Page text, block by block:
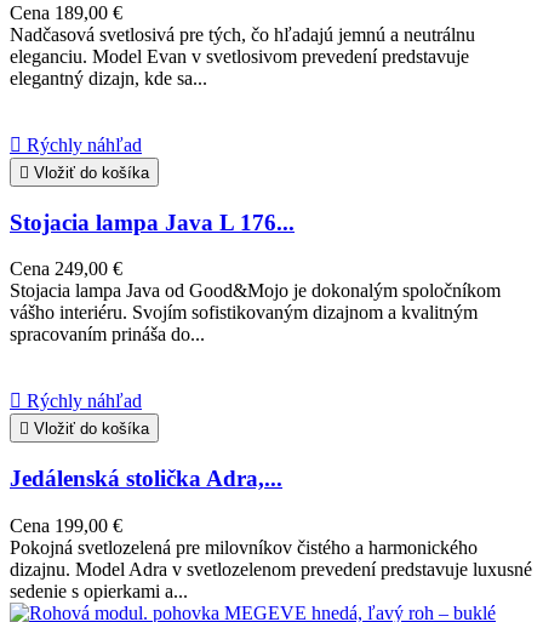
Cena 189,00 €
Nadčasová svetlosivá pre tých, čo hľadajú jemnú a neutrálnu
eleganciu. Model Evan v svetlosivom prevedení predstavuje
elegantný dizajn, kde sa...
 Rýchly náhľad
 Vložiť do košíka
Stojacia lampa Java L 176...
Cena 249,00 €
Stojacia lampa Java od Good&Mojo je dokonalým spoločníkom
vášho interiéru. Svojím sofistikovaným dizajnom a kvalitným
spracovaním prináša do...
 Rýchly náhľad
 Vložiť do košíka
Jedálenská stolička Adra,...
Cena 199,00 €
Pokojná svetlozelená pre milovníkov čistého a harmonického
dizajnu. Model Adra v svetlozelenom prevedení predstavuje luxusné
sedenie s opierkami a...